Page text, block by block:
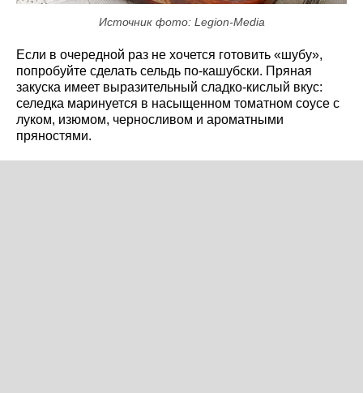
Источник фото: Legion-Media
Если в очередной раз не хочется готовить «шубу»,
попробуйте сделать сельдь по-кашубски. Пряная
закуска имеет выразительный сладко-кислый вкус:
селедка маринуется в насыщенном томатном соусе с
луком, изюмом, черносливом и ароматными
пряностями.